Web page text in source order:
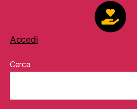
Accedi
Cerca